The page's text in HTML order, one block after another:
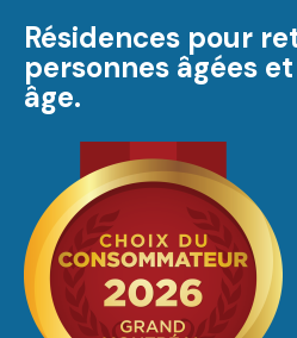
Résidences pour
personnes âgées
âge.